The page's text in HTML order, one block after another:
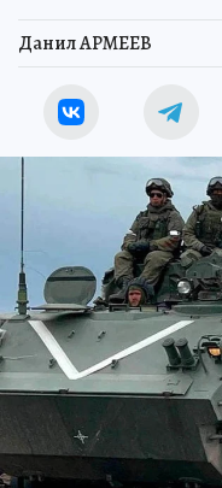
Данил АРМЕЕВ